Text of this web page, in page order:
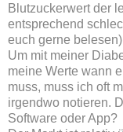
Blutzuckerwert der
entsprechend
euch gerne
Um mit meiner
meine Werte wann
muss, muss ich oft
irgendwo notieren.
Software oder App?